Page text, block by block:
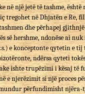
në një jetë të tashme, është
tregohet në Dhjatën e Re,
dhe përhapej gjithnjë
së hershme, ndonëse ai
e konceptonte qytetin e
ndërsa qyteti
ishte trupëzimi i kësaj të
e njerëzimit si një proces
përfundimisht